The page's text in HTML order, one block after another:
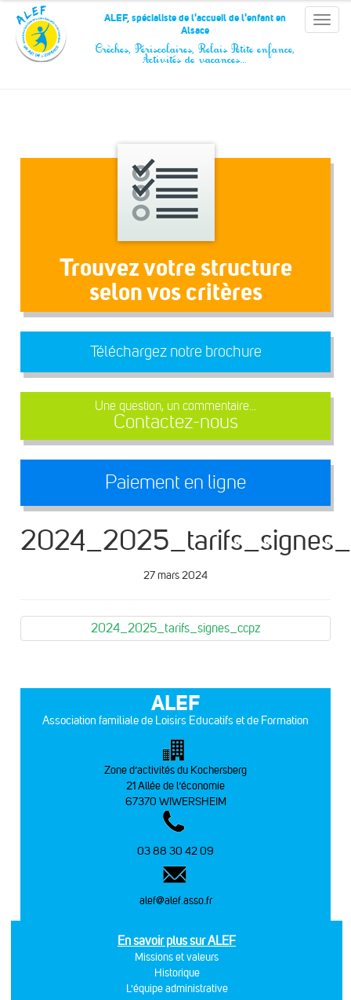
Panneau de gestion des cookies
Toggle
ALEF, spécialiste de l'accueil de l'enfant en
Alsace
Crèches, Périscolaires, Relais Petite enfance,
Activités de vacances…
Trouvez votre structure
selon vos critères
Téléchargez notre brochure
Une question, un commentaire...
Contactez-nous
Paiement en ligne
27 mars 2024
2024_2025_tarifs_signes_ccpz
ALEF
Association familiale de Loisirs Educatifs et de Formation
Zone d’activités du Kochersberg
21 Allée de l’économie
67370 WIWERSHEIM
03 88 30 42 09
alef@alef.asso.fr
En savoir plus sur ALEF
Missions et valeurs
Historique
L'équipe administrative